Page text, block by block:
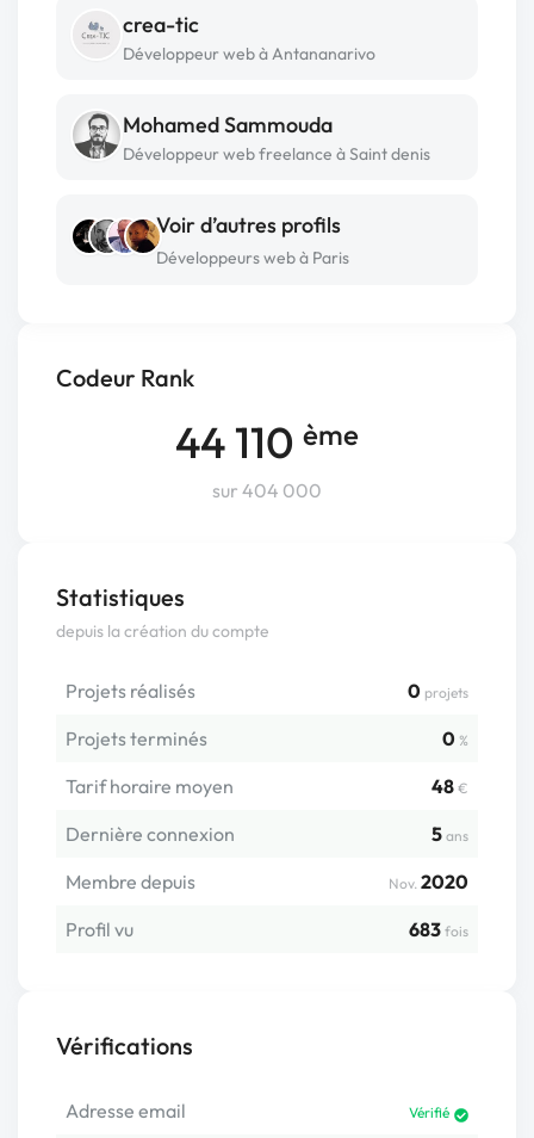
Codeur Rank
44 110 ème
sur 404 000
Statistiques
depuis la création du compte
Projets réalisés 0 projets
Projets terminés 0 %
Tarif horaire moyen 48 €
Dernière connexion 5 ans
Membre depuis Nov. 2020
Profil vu
683 fois
Vérifications
Adresse email Vérifié
crea-tic
Développeur web à Antananarivo
Mohamed Sammouda
Développeur web freelance à Saint denis
Voir d’autres profils
Développeurs web à Paris